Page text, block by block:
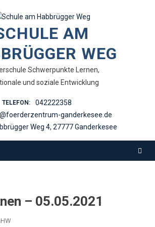
AM
WEG
Schwerpunkte Lernen,
und soziale Entwicklung
TELEFON: 042222358
ganderkesee.de
Weg 4, 27777 Ganderkesee
– 05.05.2021